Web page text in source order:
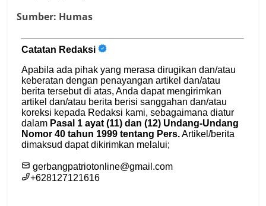
Sumber: Humas